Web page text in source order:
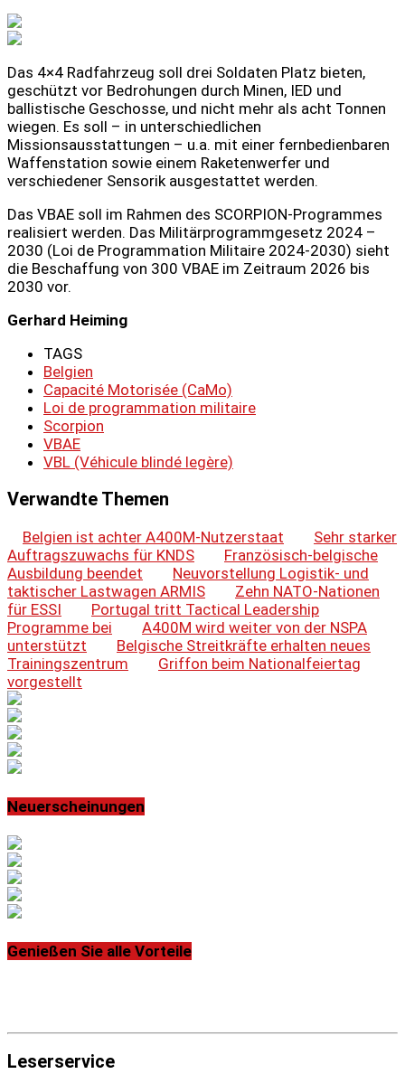
Das 4×4 Radfahrzeug soll drei Soldaten Platz bieten,
geschützt vor Bedrohungen durch Minen, IED und
ballistische Geschosse, und nicht mehr als acht Tonnen
wiegen. Es soll – in unterschiedlichen
Missionsausstattungen – u.a. mit einer fernbedienbaren
Waffenstation sowie einem Raketenwerfer und
verschiedener Sensorik ausgestattet werden.
Das VBAE soll im Rahmen des SCORPION-Programmes
realisiert werden. Das Militärprogrammgesetz 2024 –
2030 (Loi de Programmation Militaire 2024-2030) sieht
die Beschaffung von 300 VBAE im Zeitraum 2026 bis
2030 vor.
Gerhard Heiming
TAGS
Belgien
Capacité Motorisée (CaMo)
Loi de programmation militaire
Scorpion
VBAE
VBL (Véhicule blindé legère)
Verwandte Themen
Belgien ist achter A400M-Nutzerstaat
Sehr starker
Auftragszuwachs für KNDS
Französisch-belgische
Ausbildung beendet
Neuvorstellung Logistik- und
taktischer Lastwagen ARMIS
Zehn NATO-Nationen
für ESSI
Portugal tritt Tactical Leadership
Programme bei
A400M wird weiter von der NSPA
unterstützt
Belgische Streitkräfte erhalten neues
Trainingszentrum
Griffon beim Nationalfeiertag
vorgestellt
Neuerscheinungen
Genießen Sie alle Vorteile
Leserservice